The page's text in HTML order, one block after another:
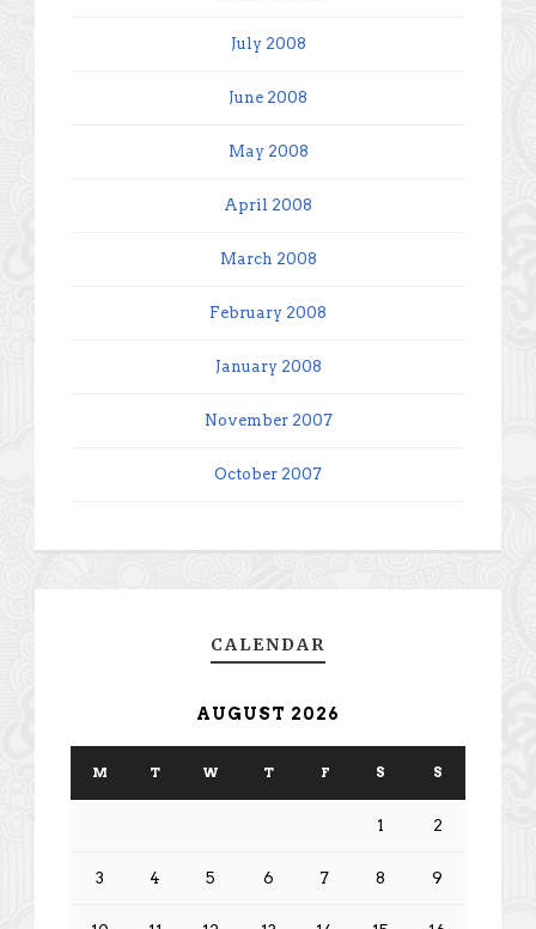
July 2008
June 2008
May 2008
April 2008
March 2008
February 2008
January 2008
November 2007
October 2007
CALENDAR
AUGUST 2026
M T W T F S S
1 2
3 4 5 6 7 8 9